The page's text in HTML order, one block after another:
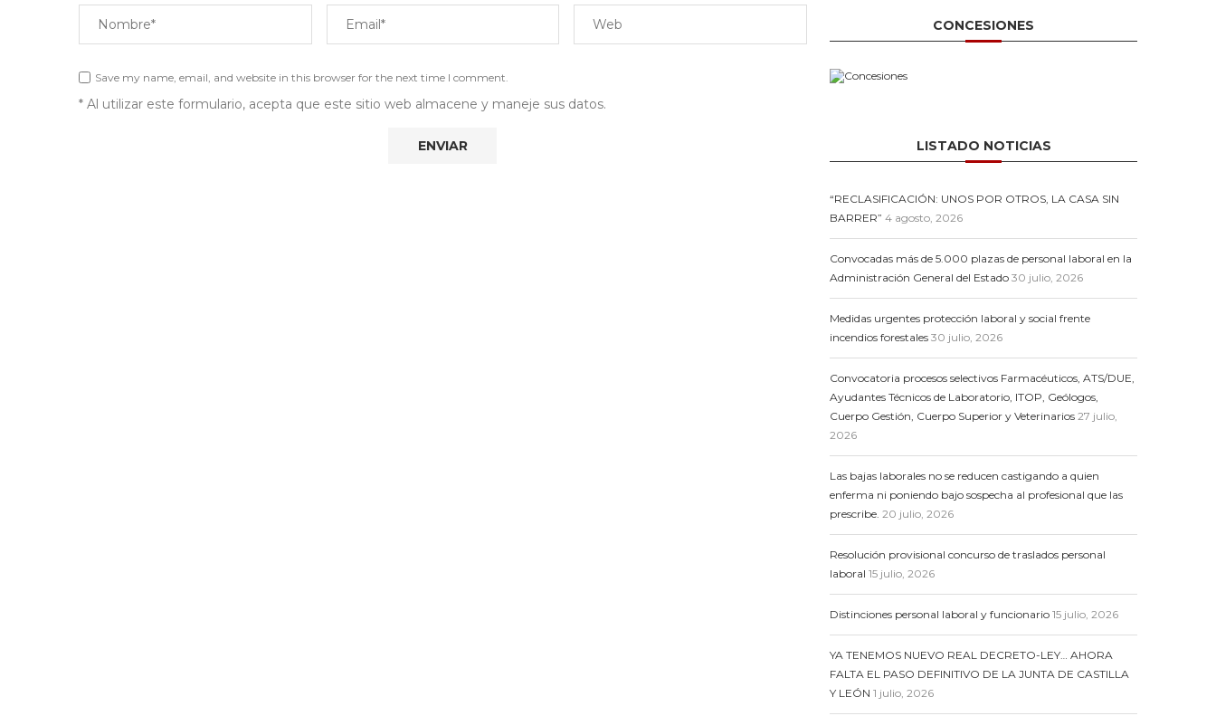
Save my name, email, and website in this browser for the next time I comment.
* Al utilizar este formulario, acepta que este sitio web almacene y maneje sus datos.
CONCESIONES
LISTADO NOTICIAS
“RECLASIFICACIÓN: UNOS POR OTROS, LA CASA SIN
BARRER” 4 agosto, 2026
Convocadas más de 5.000 plazas de personal laboral en la
Administración General del Estado 30 julio, 2026
Medidas urgentes protección laboral y social frente
incendios forestales 30 julio, 2026
Convocatoria procesos selectivos Farmacéuticos, ATS/DUE,
Ayudantes Técnicos de Laboratorio, ITOP, Geólogos,
Cuerpo Gestión, Cuerpo Superior y Veterinarios 27 julio,
2026
Las bajas laborales no se reducen castigando a quien
enferma ni poniendo bajo sospecha al profesional que las
prescribe. 20 julio, 2026
Resolución provisional concurso de traslados personal
laboral 15 julio, 2026
Distinciones personal laboral y funcionario 15 julio, 2026
YA TENEMOS NUEVO REAL DECRETO-LEY… AHORA
FALTA EL PASO DEFINITIVO DE LA JUNTA DE CASTILLA
Y LEÓN 1 julio, 2026